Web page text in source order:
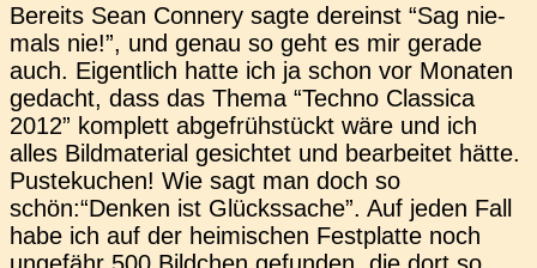
Bereits Sean Con­nery sagte der­einst “Sag nie­
mals nie!”, und genau so geht es mir gerade
auch. Eigent­lich hatte ich ja schon vor Mona­ten
gedacht, dass das Thema “Techno Clas­si­ca
2012” kom­plett abge­früh­stückt wäre und ich
alles Bild­ma­te­ri­al gesich­tet und bear­bei­tet hätte.
Pus­te­ku­chen! Wie sagt man doch so
schön:“Denken ist Glücks­sa­che”. Auf jeden Fall
habe ich auf der hei­mi­schen Fest­plat­te noch